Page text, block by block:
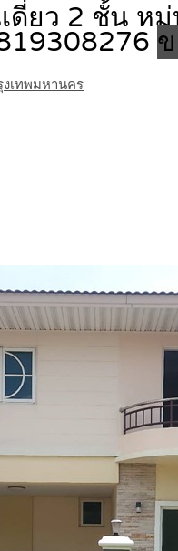
ดี่ยว 2 ชั้น ห
งเทพมหานคร